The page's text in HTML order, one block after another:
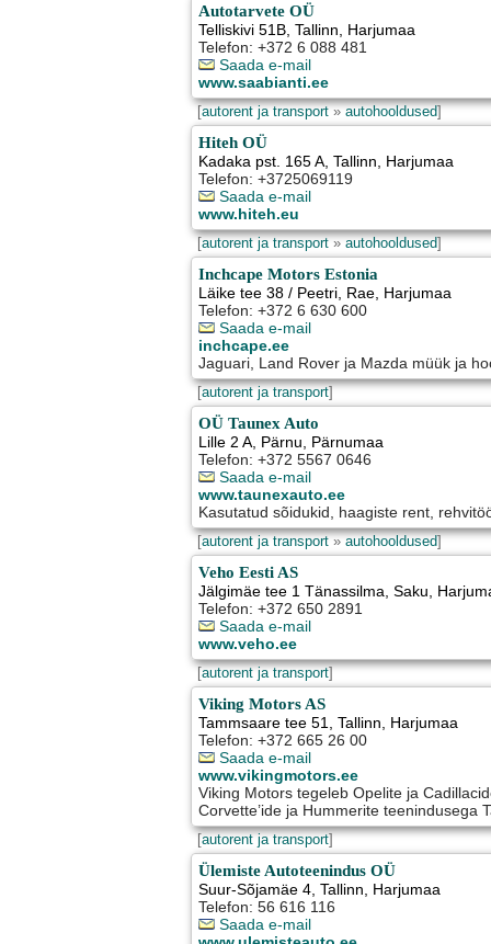
Autotarvete OÜ
Telliskivi 51B,Tallinn, Harjumaa
Telefon: +372 6 088 481
Saada e-mail
www.saabianti.ee
[autorent ja transport»autohooldused]
Hiteh OÜ
Kadaka pst. 165 A,Tallinn, Harjumaa
Telefon: +3725069119
Saada e-mail
www.hiteh.eu
[autorent ja transport»autohooldused]
Inchcape Motors Estonia
Läike tee 38 / Peetri, Rae, Harjumaa
Telefon: +372 6 630 600
Saada e-mail
inchcape.ee
Jaguari, Land Rover ja Mazda müük ja
[autorent ja transport]
OÜ Taunex Auto
Lille 2 A, Pärnu, Pärnumaa
Telefon: +372 5567 0646
Saada e-mail
www.taunexauto.ee
Kasutatud sõidukid, haagiste rent,
[autorent ja transport»autohooldused]
Veho Eesti AS
Jälgimäe tee 1 Tänassilma,Saku,
Telefon: +372 650 2891
Saada e-mail
www.veho.ee
[autorent ja transport]
Viking Motors AS
Tammsaare tee 51,Tallinn, Harjumaa
Telefon: +372 665 26 00
Saada e-mail
www.vikingmotors.ee
Viking Motors tegeleb Opelite ja
Corvette’ide ja Hummerite teenindusega
[autorent ja transport]
Ülemiste Autoteenindus OÜ
Suur-Sõjamäe 4,Tallinn, Harjumaa
Telefon: 56 616 116
Saada e-mail